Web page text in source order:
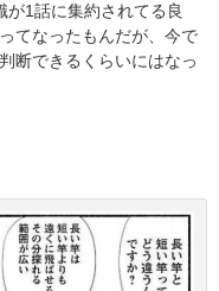
が1話に集約されてる良
てなったもんだが、今で
断できるくらいにはなっ